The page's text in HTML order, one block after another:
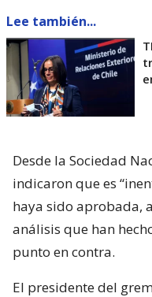
Lee también...
Desde la Sociedad
indicaron que es
haya sido aprobada,
análisis que han
punto en contra.
El presidente del